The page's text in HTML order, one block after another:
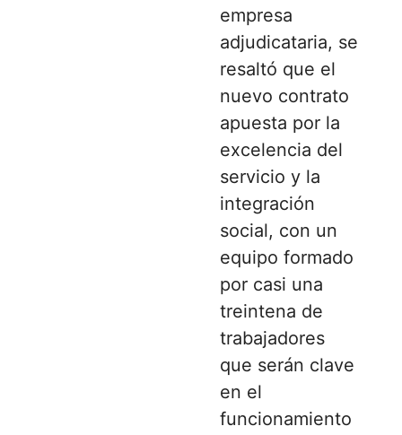
empresa
adjudicataria, se
resaltó que el
nuevo contrato
apuesta por la
excelencia del
servicio y la
integración
social, con un
equipo formado
por casi una
treintena de
trabajadores
que serán clave
en el
funcionamiento